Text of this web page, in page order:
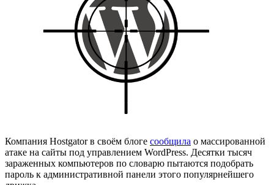
Компания Hostgator в своём блоге сообщила о массированной
атаке на сайты под управлением WordPress. Десятки тысяч
зараженных компьютеров по словарю пытаются подобрать
пароль к административной панели этого популярнейшего